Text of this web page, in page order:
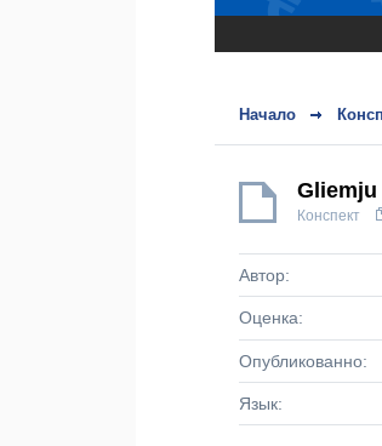
Начало
Конспект
Автор:
Оценка:
Опубликованно:
Язык: